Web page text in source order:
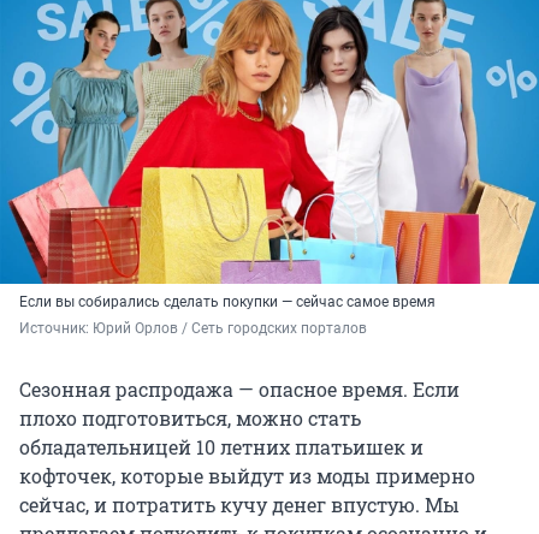
Если вы собирались сделать покупки — сейчас самое время
Источник: Юрий Орлов / Сеть городских порталов
Сезонная распродажа — опасное время. Если
плохо подготовиться, можно стать
обладательницей 10 летних платьишек и
кофточек, которые выйдут из моды примерно
сейчас, и потратить кучу денег впустую. Мы